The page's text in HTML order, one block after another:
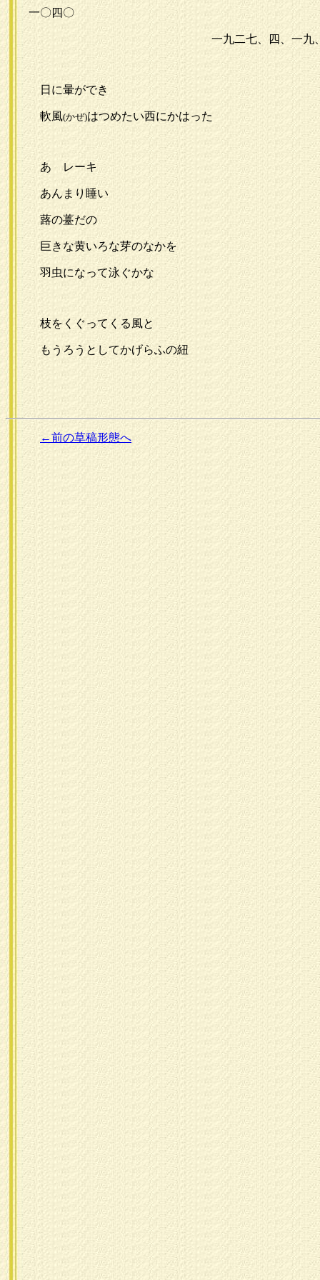
一〇四〇
一九二七、四、一九
日に暈ができ
軟風(かぜ)はつめたい西にかはった
あゝレーキ
あんまり睡い
蕗の薹だの
巨きな黄いろな芽のなかを
羽虫になって泳ぐかな
枝をくぐってくる風と
もうろうとしてかげらふの紐
←前の草稿形態へ